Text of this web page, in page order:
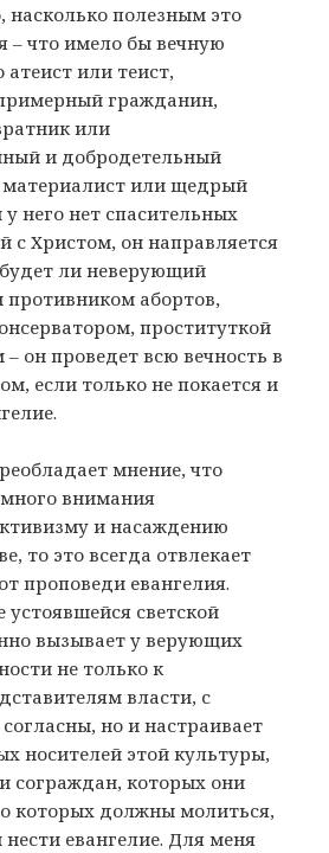
насколько полезным это
– что имело бы вечную
атеист или теист,
гражданин,
или
и добродетельный
или щедрый
него нет спасительных
с Христом, он направляется
ли неверующий
абортов,
проституткой
он проведет всю вечность в
если только не покается и
мнение, что
внимания
и насаждению
то это всегда отвлекает
проповеди евангелия.
светской
вызывает у верующих
не только к
власти, с
но и настраивает
носителей этой культуры,
сограждан, которых они
которых должны молиться,
евангелие. Для меня